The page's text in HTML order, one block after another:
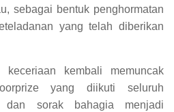
sebagai bentuk penghormatan
yang telah diberikan
keceriaan kembali memuncak
yang diikuti seluruh
dan sorak bahagia menjadi